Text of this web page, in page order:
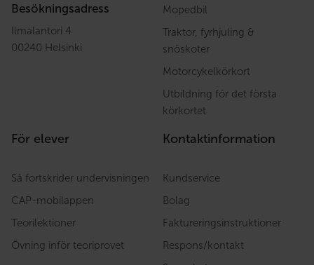
Besökningsadress
Ilmalantori 4
00240 Helsinki
Mopedbil
Traktor, fyrhjuling &
snöskoter
Motorcykelkörkort
Utbildning för det första
körkortet
För elever
Så fortskrider undervisningen
CAP-mobilappen
Teorilektioner
Övning inför teoriprovet
Kontaktinformation
Kundservice
Bolag
Faktureringsinstruktioner
Respons/kontakt